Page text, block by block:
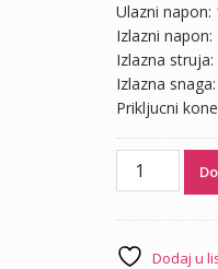
Ulazni napon:
Izlazni napon:
Izlazna struja:
Izlazna
Prikljucni
Punjač
19.5VDodaj u